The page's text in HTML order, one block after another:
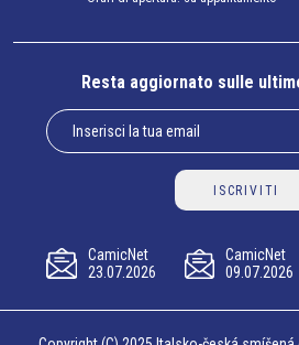
Resta aggiornato sulle
ISCRIVITI
CamicNet
23.07.2026
CamicNet
09.07.2026